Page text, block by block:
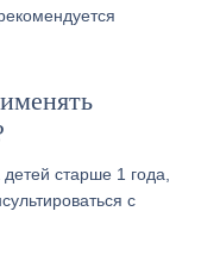
старше 1 года,
с